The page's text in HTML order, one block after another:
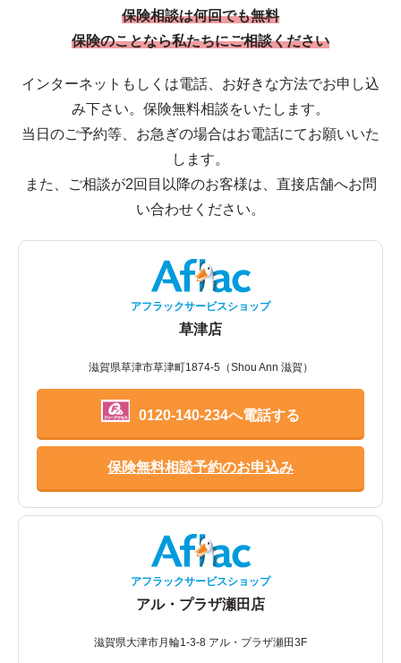
保険相談は何回でも無料
保険のことなら私たちにご相談ください
インターネットもしくは電話、お好きな方法でお申し込
み下さい。保険無料相談をいたします。
当日のご予約等、お急ぎの場合はお電話にてお願いいた
します。
また、ご相談が2回目以降のお客様は、直接店舗へお問
い合わせください。
アフラックサービスショップ
草津店
滋賀県草津市草津町1874-5（Shou Ann 滋賀）
0120-140-234へ電話する
保険無料相談予約のお申込み
アフラックサービスショップ
アル・プラザ瀬田店
滋賀県大津市月輪1-3-8 アル・プラザ瀬田3F